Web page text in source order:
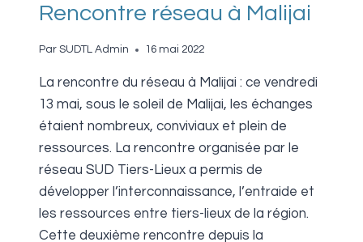
Rencontre réseau à Malijai
Par SUDTL Admin 16 mai 2022
La rencontre du réseau à Malijai : ce vendredi
13 mai, sous le soleil de Malijai, les échanges
étaient nombreux, conviviaux et plein de
ressources. La rencontre organisée par le
réseau SUD Tiers-Lieux a permis de
développer l’interconnaissance, l’entraide et
les ressources entre tiers-lieux de la région.
Cette deuxième rencontre depuis la